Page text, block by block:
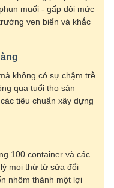
muối - gấp đôi mức
ven biển và khắc
không có sự chậm trễ
qua tuổi thọ sản
tiêu chuẩn xây dựng
100 container và các
mọi thứ từ sửa đổi
nhôm thành một lợi